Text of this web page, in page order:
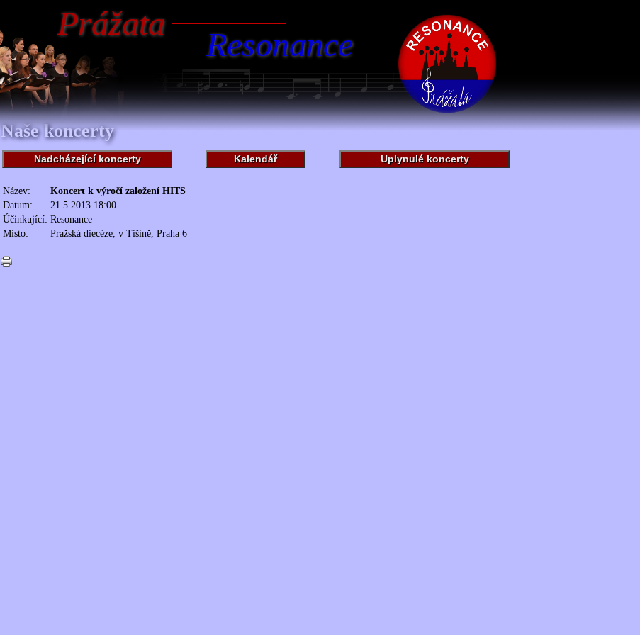
Naše koncerty
Nadcházející koncerty Kalendář Uplynulé koncerty
Název:
Koncert k výročí založení HITS
Datum:
21.5.2013 18:00
Účinkující: Resonance
Místo:
Pražská diecéze, v Tišině, Praha 6
Prážata
Resonance